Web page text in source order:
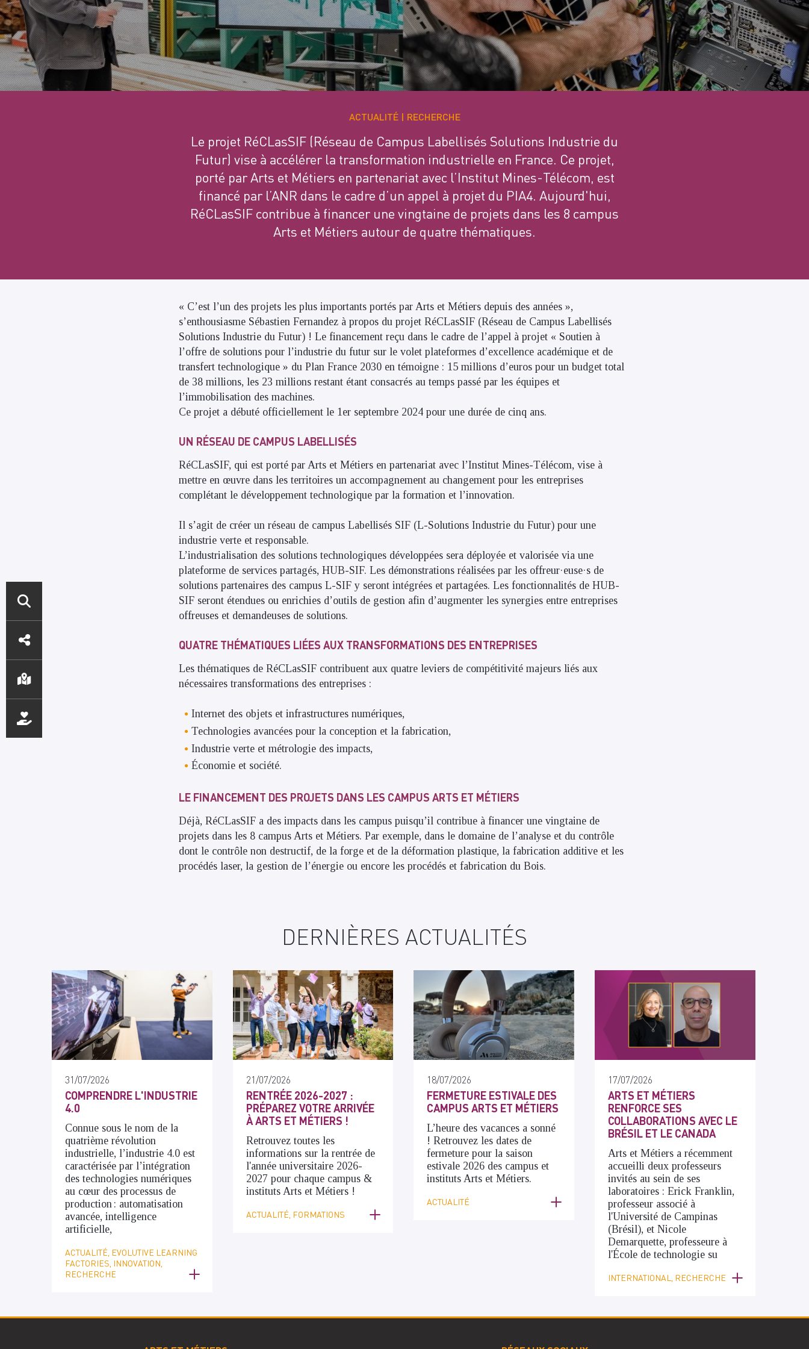
ACCÈS
DIRECTS
ACTUALITÉ RECHERCHE
Le projet RéCLasSIF (Réseau de Campus Labellisés Solutions Industrie du
Futur) vise à accélérer la transformation industrielle en France. Ce projet,
porté par Arts et Métiers en partenariat avec l’Institut Mines-Télécom, est
financé par l’ANR dans le cadre d’un appel à projet du PIA4. Aujourd'hui,
RéCLasSIF contribue à financer une vingtaine de projets dans les 8 campus
Arts et Métiers autour de quatre thématiques.
« C’est l’un des projets les plus importants portés par Arts et Métiers depuis des années »,
s’enthousiasme Sébastien Fernandez à propos du projet RéCLasSIF (Réseau de Campus Labellisés
Solutions Industrie du Futur) ! Le financement reçu dans le cadre de l’appel à projet « Soutien à
l’offre de solutions pour l’industrie du futur sur le volet plateformes d’excellence académique et de
transfert technologique » du Plan France 2030 en témoigne : 15 millions d’euros pour un budget total
de 38 millions, les 23 millions restant étant consacrés au temps passé par les équipes et
l’immobilisation des machines.
Ce projet a débuté officiellement le 1er septembre 2024 pour une durée de cinq ans.
UN RÉSEAU DE CAMPUS LABELLISÉS
RéCLasSIF, qui est porté par Arts et Métiers en partenariat avec l’Institut Mines-Télécom, vise à
mettre en œuvre dans les territoires un accompagnement au changement pour les entreprises
complétant le développement technologique par la formation et l’innovation.
Il s’agit de créer un réseau de campus Labellisés SIF (L-Solutions Industrie du Futur) pour une
industrie verte et responsable.
L’industrialisation des solutions technologiques développées sera déployée et valorisée via une
plateforme de services partagés, HUB-SIF. Les démonstrations réalisées par les offreur·euse·s de
solutions partenaires des campus L-SIF y seront intégrées et partagées. Les fonctionnalités de HUB-
SIF seront étendues ou enrichies d’outils de gestion afin d’augmenter les synergies entre entreprises
offreuses et demandeuses de solutions.
QUATRE THÉMATIQUES LIÉES AUX TRANSFORMATIONS DES ENTREPRISES
Les thématiques de RéCLasSIF contribuent aux quatre leviers de compétitivité majeurs liés aux
nécessaires transformations des entreprises :
Internet des objets et infrastructures numériques,
Technologies avancées pour la conception et la fabrication,
Industrie verte et métrologie des impacts,
Économie et société.
LE FINANCEMENT DES PROJETS DANS LES CAMPUS ARTS ET MÉTIERS
Déjà, RéCLasSIF a des impacts dans les campus puisqu’il contribue à financer une vingtaine de
projets dans les 8 campus Arts et Métiers. Par exemple, dans le domaine de l’analyse et du contrôle
dont le contrôle non destructif, de la forge et de la déformation plastique, la fabrication additive et les
procédés laser, la gestion de l’énergie ou encore les procédés et fabrication du Bois.
DERNIÈRES ACTUALITÉS
31/07/2026
COMPRENDRE L'INDUSTRIE
4.0
Connue sous le nom de la
quatrième révolution
industrielle, l’industrie 4.0 est
caractérisée par l’intégration
des technologies numériques
au cœur des processus de
production : automatisation
avancée, intelligence
artificielle,
ACTUALITÉ, EVOLUTIVE LEARNING
FACTORIES, INNOVATION,
RECHERCHE
21/07/2026
RENTRÉE 2026-2027 :
PRÉPAREZ VOTRE ARRIVÉE
À ARTS ET MÉTIERS !
Retrouvez toutes les
informations sur la rentrée de
l'année universitaire 2026-
2027 pour chaque campus &
instituts Arts et Métiers !
ACTUALITÉ, FORMATIONS
18/07/2026
FERMETURE ESTIVALE DES
CAMPUS ARTS ET MÉTIERS
L’heure des vacances a sonné
! Retrouvez les dates de
fermeture pour la saison
estivale 2026 des campus et
instituts Arts et Métiers.
ACTUALITÉ
17/07/2026
ARTS ET MÉTIERS
RENFORCE SES
COLLABORATIONS AVEC LE
BRÉSIL ET LE CANADA
Arts et Métiers a récemment
accueilli deux professeurs
invités au sein de ses
laboratoires : Erick Franklin,
professeur associé à
l'Université de Campinas
(Brésil), et Nicole
Demarquette, professeure à
l'École de technologie su
INTERNATIONAL, RECHERCHE